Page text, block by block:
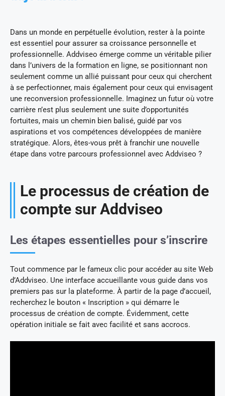
Dans un monde en perpétuelle évolution, rester à la pointe
est essentiel pour assurer sa croissance personnelle et
professionnelle. Addviseo émerge comme un véritable pilier
dans l’univers de la formation en ligne, se positionnant non
seulement comme un allié puissant pour ceux qui cherchent
à se perfectionner, mais également pour ceux qui envisagent
une reconversion professionnelle. Imaginez un futur où votre
carrière n’est plus seulement une suite d’opportunités
fortuites, mais un chemin bien balisé, guidé par vos
aspirations et vos compétences développées de manière
stratégique. Alors, êtes-vous prêt à franchir une nouvelle
étape dans votre parcours professionnel avec Addviseo ?
Le processus de création de
compte sur Addviseo
Les étapes essentielles pour s’inscrire
Tout commence par le fameux clic pour accéder au site Web
d’Addviseo. Une interface accueillante vous guide dans vos
premiers pas sur la plateforme. À partir de la page d’accueil,
recherchez le bouton « Inscription » qui démarre le
processus de création de compte. Évidemment, cette
opération initiale se fait avec facilité et sans accrocs.